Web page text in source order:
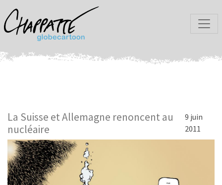
La Suisse et Allemagne renoncent au
nucléaire
9 juin
2011